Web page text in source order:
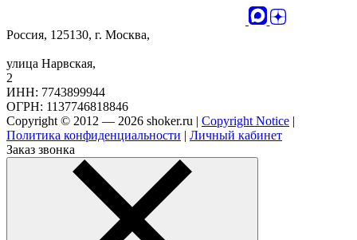
Россия, 125130, г. Москва,
улица Нарвская,
2
ИНН: 7743899944
ОГРН: 1137746818846
Copyright © 2012 — 2026 shoker.ru | Copyright Notice |
Политика конфиденциальности | Личный кабинет
Заказ звонка